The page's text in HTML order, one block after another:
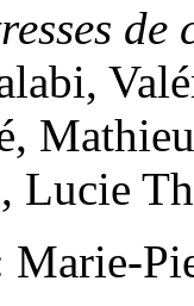
de
Lucie
Marie-